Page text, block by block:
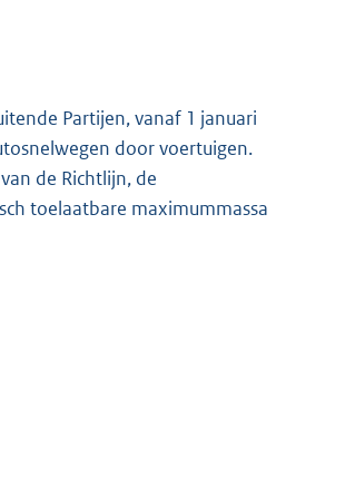
Partijen, vanaf 1 januari
door voertuigen.
de Richtlijn, de
toelaatbare maximummassa